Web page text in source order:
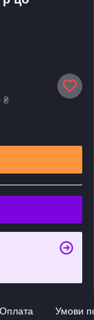
₴
Оплата Умови